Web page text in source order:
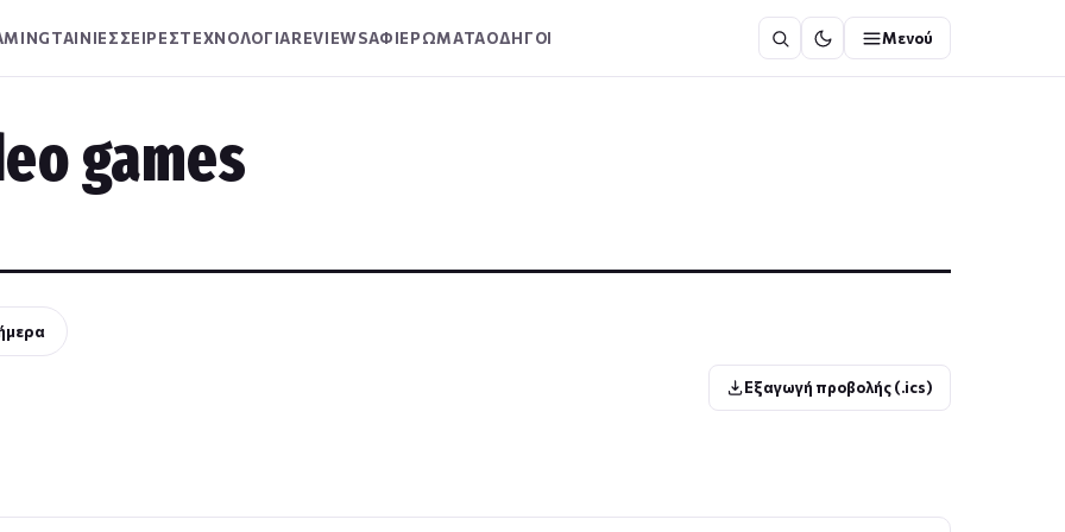
ΤΑΙΝΙΕΣΣΕΙΡΕΣΤΕΧΝΟΛΟΓΙΑREVIEWSΑΦΙΕΡΩΜΑΤΑΟΔΗΓΟΙ Μενού
games
Εξαγωγή προβολής (.ics)